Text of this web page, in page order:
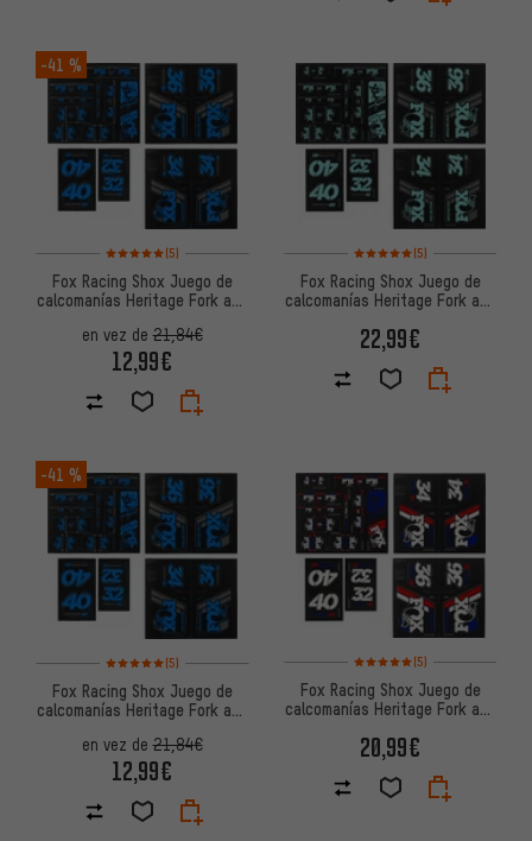
-41 %
Valoración media: 5 de 5 basada en 5 reseñas
(5)
Fox Racing Shox Juego de
calcomanías Heritage Fork and
2020
en vez de21,84€
12,99€
Valoración media: 5 de 5
(5)
Fox Racing Shox Juego de
calcomanías Heritage Fork and
2020
22,99€
-41 %
Valoración media: 5 de 5 basada en 5 reseñas
(5)
Fox Racing Shox Juego de
calcomanías Heritage Fork and
2020
en vez de21,84€
12,99€
Valoración media: 5 de 5
(5)
Fox Racing Shox Juego de
calcomanías Heritage Fork and
2020
20,99€